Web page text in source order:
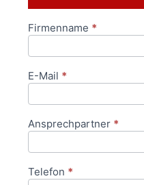
Anfrageformular
Firmenname *
E-Mail *
Ansprechpartner *
Telefon *